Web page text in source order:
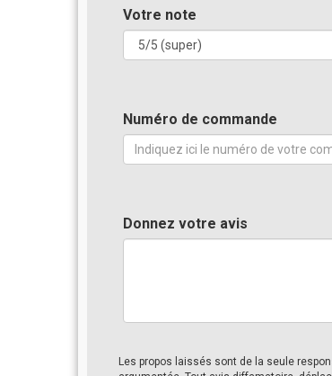
Votre note
Numéro de commande
Donnez votre avis
Les propos laissés sont de la seule